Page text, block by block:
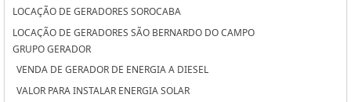
LOCAÇÃO DE GERADORES SOROCABA
LOCAÇÃO DE GERADORES SÃO BERNARDO DO CAMPO
LOCAÇÃO DE GERADORES PARA CASAMENTO SOROCABA
LOCAÇÃO DE GERADORES PARA CASAMENTO SÃO BERNARDO DO
CAMPO
GRUPO GERADOR
VENDA DE GERADOR DE ENERGIA A DIESEL
VALOR PARA INSTALAR ENERGIA SOLAR